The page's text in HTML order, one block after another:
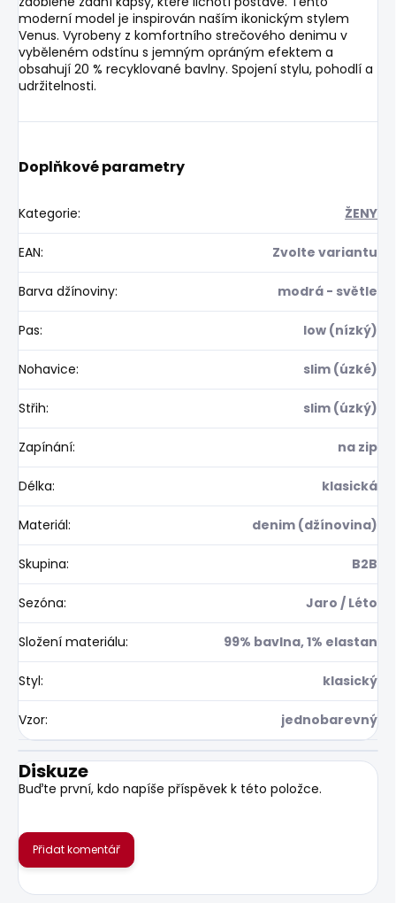
moderní model je inspirován naším ikonickým stylem
Venus. Vyrobeny z komfortního strečového denimu v
vyběleném odstínu s jemným opráným efektem a
obsahují 20 % recyklované bavlny. Spojení stylu, pohodlí a
udržitelnosti.
Doplňkové parametry
Kategorie: ŽENY
EAN: Zvolte variantu
Barva džínoviny: modrá - světle
Pas: low (nízký)
Nohavice: slim (úzké)
Střih: slim (úzký)
Zapínání: na zip
Délka: klasická
Materiál: denim (džínovina)
Skupina: B2B
Sezóna: Jaro / Léto
Složení materiálu: 99% bavlna, 1% elastan
Styl: klasický
Vzor: jednobarevný
Diskuze
Buďte první, kdo napíše příspěvek k této položce.
Přidat komentář